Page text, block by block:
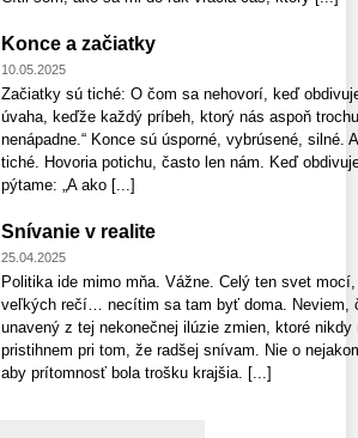
Konce a začiatky
10.05.2025
Začiatky sú tiché: O čom sa nehovorí, keď
úvaha, keďže každý príbeh, ktorý nás aspoň
nenápadne.“ Konce sú úsporné, vybrúsené, silné.
tiché. Hovoria potichu, často len nám. Keď
pýtame: „A ako [...]
Snívanie v realite
25.04.2025
Politika ide mimo mňa. Vážne. Celý ten svet
veľkých rečí… necítim sa tam byť doma. Neviem,
unavený z tej nekonečnej ilúzie zmien, ktoré
pristihnem pri tom, že radšej snívam. Nie o
aby prítomnosť bola trošku krajšia. [...]